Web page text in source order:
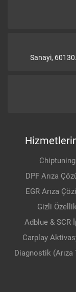
Sanayi,
Chiptuning
DPF Arıza
EGR Arıza
Gizli
Adblue & SCR
Carplay
Diagnostik (Arıza